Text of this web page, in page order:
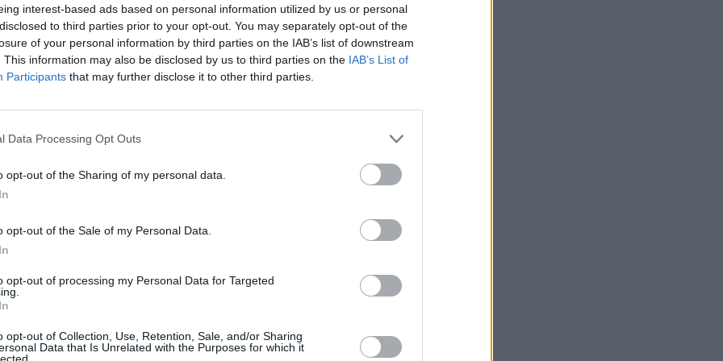
interest-based ads based on personal information utilized by us or personal
to third parties prior to your opt-out. You may separately opt-out of the
of your personal information by third parties on the IAB’s list of downstream
This information may also be disclosed by us to third parties on the IAB’s List of
Participants that may further disclose it to other third parties.
Data Processing Opt Outs
opt-out of the Sharing of my personal data.
opt-out of the Sale of my Personal Data.
opt-out of processing my Personal Data for Targeted
opt-out of Collection, Use, Retention, Sale, and/or Sharing
Data that Is Unrelated with the Purposes for which it
con el objetivo de fomentar
de deportistas de todas
clubes deportivos.
de la isla: El Reducto
Bartolomé), Playa del
destacó que esta Copa
y nadadoras de la isla,
implicación directa de los
hemos querido dar un paso
las entidades deportivas, para
añadió.
por sumarse con
calendario bien estructurado y
canaria en aguas
Cabildo de Lanzarote con el
la isla como un destino